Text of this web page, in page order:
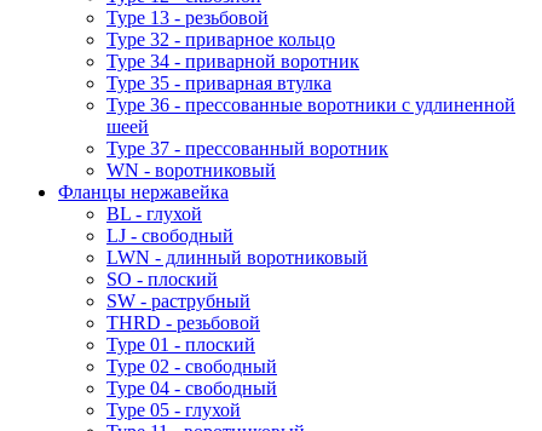
Type 13 - резьбовой
Type 32 - приварное кольцо
Type 34 - приварной воротник
Type 35 - приварная втулка
Type 36 - прессованные воротники с удлиненной
шеей
Type 37 - прессованный воротник
WN - воротниковый
Фланцы нержавейка
BL - глухой
LJ - свободный
LWN - длинный воротниковый
SO - плоский
SW - раструбный
THRD - резьбовой
Type 01 - плоский
Type 02 - свободный
Type 04 - свободный
Type 05 - глухой